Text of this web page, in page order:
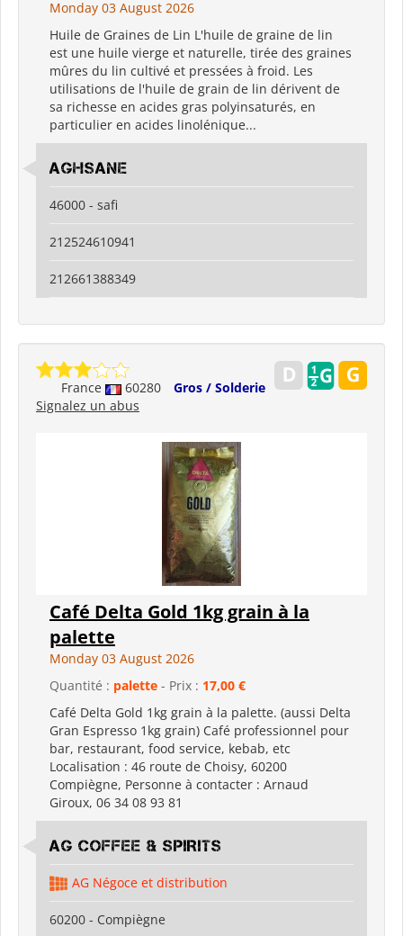
Monday 03 August 2026
Huile de Graines de Lin L'huile de graine de lin
est une huile vierge et naturelle, tirée des graines
mûres du lin cultivé et pressées à froid. Les
utilisations de l'huile de grain de lin dérivent de
sa richesse en acides gras polyinsaturés, en
particulier en acides linolénique...
AGHSANE
46000 - safi
212524610941
212661388349
France 60280
Gros / Solderie
Signalez un abus
Café Delta Gold 1kg grain à la
palette
Monday 03 August 2026
Quantité : palette - Prix : 17,00 €
Café Delta Gold 1kg grain à la palette. (aussi Delta
Gran Espresso 1kg grain) Café professionnel pour
bar, restaurant, food service, kebab, etc
Localisation : 46 route de Choisy, 60200
Compiègne, Personne à contacter : Arnaud
Giroux, 06 34 08 93 81
AG COFFEE & SPIRITS
AG Négoce et distribution
60200 - Compiègne